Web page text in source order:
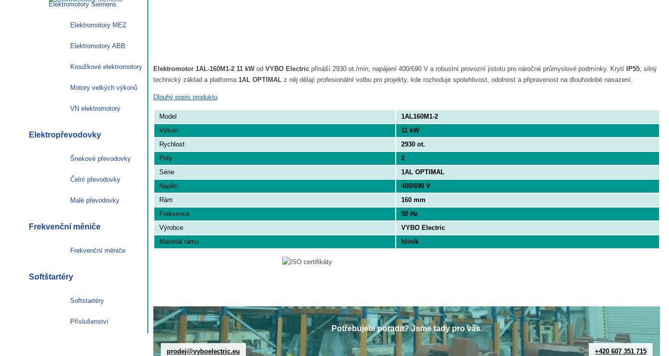
Elektromotor 1AL-160M1-2 11 kWod VYBO Electric přináší 2930 ot./min, napájení 400/690 V a robustní provozní jistotu pro náročné průmyslové podmínky. Krytí IP55 , silný
technický základ a platforma 1AL OPTIMAL z něj dělají profesionální volbu pro projekty, kde rozhoduje spolehlivost, odolnost a připravenost na dlouhodobé nasazení.
Dlouhý popis produktu
Model
1AL160M1-2
Výkon
11 kW
Rychlost
2930 ot.
Poly
2
Série
1AL OPTIMAL
Napětí
400/690 V
Rám
160 mm
Frekvence
50 Hz
Výrobce
VYBO Electric
Materiál rámu
hliník
Potřebujete poradit? Jsme tady pro vás.
prodej@vyboelectric.eu +420 607 351 715
Elektromotory Siemens
Elektromotory MEZ
Elektromotory ABB
Kroužkové elektromotory
Motory velkých výkonů
VN elektromotory
Elektropřevodovky
Šnekové převodovky
Čelní převodovky
Malé převodovky
Frekvenční měniče
Frekvenční měniče
Softštartéry
Softstartéry
Příslušenství